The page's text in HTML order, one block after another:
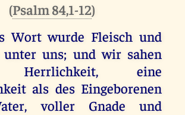
(Psalm 84,1-12)
Wort wurde Fleisch und
unter uns; und wir sahen
Herrlichkeit,eine
als des Eingeborenen
,voller Gnade
und